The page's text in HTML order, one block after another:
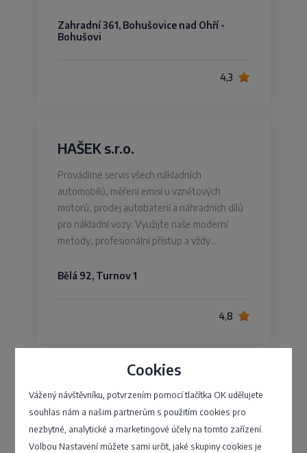
Cookies
Vážený návštěvníku, potvrzením pomocí tlačítka OK udělujete
souhlas nám a našim partnerům s použitím cookies pro
nezbytné, analytické a marketingové účely na tomto zařízení.
Volbou Nastavení můžete sami určit, jaké skupiny cookies je
Zahradní 361, Bohušovice nad Ohří -
Bohušovi
4,3
HAŠEK s.r.o.
Provádíme servis všech nákladních
automobilů, měření emisí u vznětových
motorů, prodej autobaterií a náhradních dílů
pro nákladní vozy. Využijte naše moderní
metody, profesionální přístup a vždy…
Bělá 92, Turnov 1
4,8
RYDVAL, a.s.
Již od roku 1994 se věnujeme lešení a všemu s
ním spojeným. Potřebujete-li postavit lešení,
kontaktujte nás. Bezprostředně vás navštíví